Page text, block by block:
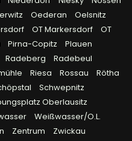
Oederan
Oelsnitz
OT Markersdorf
OT
Pirna-Copitz
Plauen
Radeberg
Radebeul
Riesa Rossau
Rötha
Schwepnitz
Oberlausitz
Weißwasser/O.L.
Zentrum Zwickau